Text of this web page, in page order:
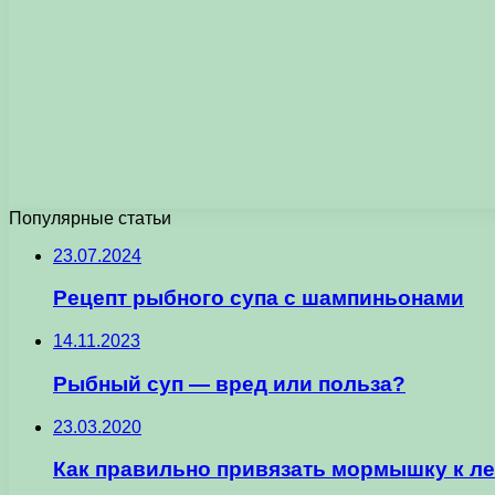
Популярные статьи
23.07.2024
Рецепт рыбного супа с шампиньонами
14.11.2023
Рыбный суп — вред или польза?
23.03.2020
Как правильно привязать мормышку к